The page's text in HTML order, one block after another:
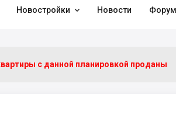
Новостройки  Новости Форум
c данной планировкой проданы